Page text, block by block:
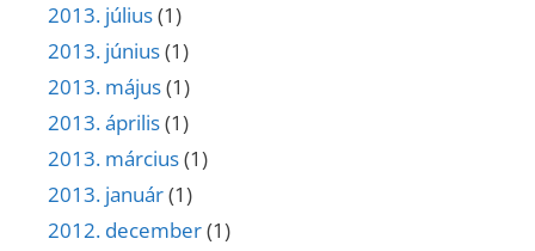
2013. július(1)
2013. június(1)
2013. május(1)
2013. április(1)
2013. március(1)
2013. január(1)
2012. december(1)